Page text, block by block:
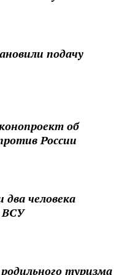
подачу
об
России
два человека
ВСУ
туризма